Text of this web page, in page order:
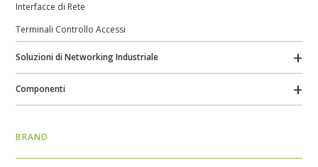
Interfacce di Rete
Terminali Controllo Accessi
Soluzioni di Networking Industriale
Componenti
BRAND